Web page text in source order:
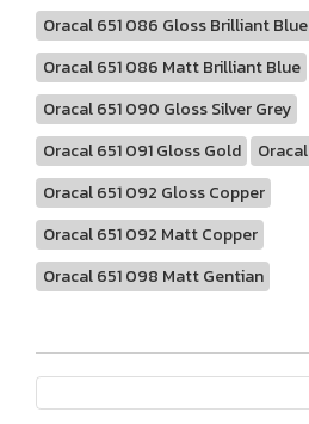
Oracal 651 086 Gloss Brilliant Blue
Oracal 651 086 Matt Brilliant Blue
Oracal 651 090 Gloss Silver Grey
Oracal 651 091 Gloss Gold
Oracal 651 092 Gloss Copper
Oracal 651 092 Matt Copper
Oracal 651 098 Matt Gentian